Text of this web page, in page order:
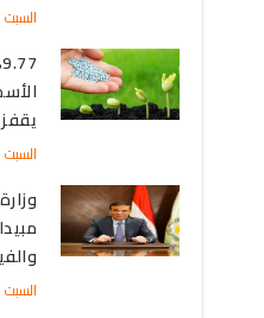
السبت 01 أغسطس 2026-10:12
يقفز إلى
السبت 01 أغسطس 2026-10:18
السبت 01 أغسطس 2026-11:17